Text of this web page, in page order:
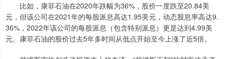
比如，康菲石油在2020年跌幅为36%，股价一度跌至20.84美
元，但该公司在2021年的每股派息高达1.95美元，动态股息率高达9.
36%，2022年该公司的每股派息（包含特别派息）更是达到4.99美
元。康菲石油的股价过去5年多时间从低点开始至今上涨了近5倍。